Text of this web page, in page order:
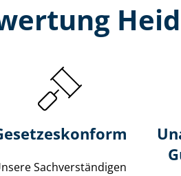
Sach­ver­stän­di­gen